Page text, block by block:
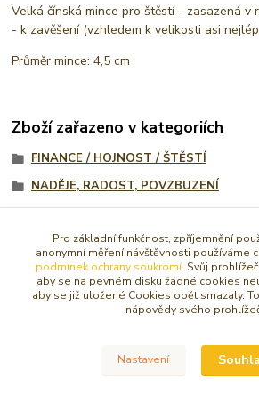
Velká čínská mince pro štěstí - zasazená v
- k zavěšení (vzhledem k velikosti asi
Průměr mince: 4,5 cm
Zboží zařazeno v kategoriích
FINANCE / HOJNOST / ŠTĚSTÍ
NADĚJE, RADOST, POVZBUZENÍ
PŘÍVĚSKY
AMULETY, TALISMANY
DOPLŇKY PRO FENG SHUI
Amulety, talismany na krk
Pro základní funkčnost, zpříjemnění
anonymní měření návštěvnosti používáme
podmínek ochrany soukromí. Svůj
aby se na pevném disku žádné cookies
aby se již uložené Cookies opět smazaly.
nápovědy svého
Nastavení